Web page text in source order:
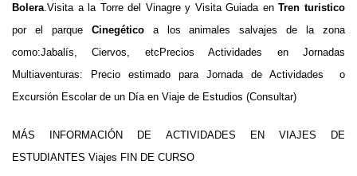
Bolera.Visita a la Torre del Vinagre y Visita Guiada enTren turistico
por el parque Cinegéticoa los animales salvajes de la zona
como:Jabalís, Ciervos, etc Precios Actividades en Jornadas
Multiaventuras: Precio estimado para Jornada de Actividades o
Excursión Escolar de un Día en Viaje de Estudios (Consultar)
MÁS INFORMACIÓN DE ACTIVIDADES EN VIAJES DE
ESTUDIANTES Viajes FIN DE CURSO